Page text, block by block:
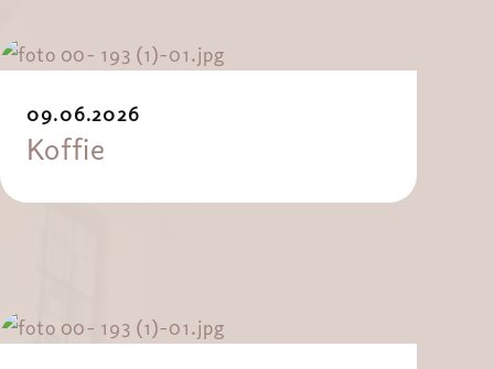
09.06.2026
Koffie